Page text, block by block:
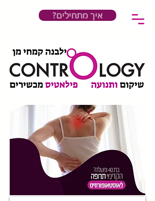
?איך מתחילים